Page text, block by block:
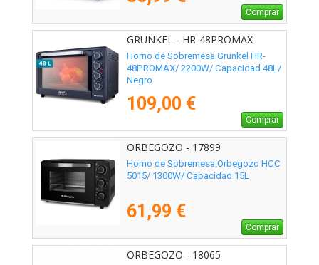
Comprar
GRUNKEL - HR-48PROMAX
Horno de Sobremesa Grunkel HR-
48PROMAX/ 2200W/ Capacidad 48L/
Negro
109,00 €
Comprar
ORBEGOZO - 17899
Horno de Sobremesa Orbegozo HCC
5015/ 1300W/ Capacidad 15L
61,99 €
Comprar
ORBEGOZO - 18065